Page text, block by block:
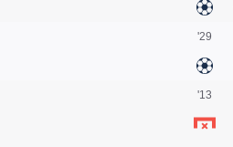
29'
13'